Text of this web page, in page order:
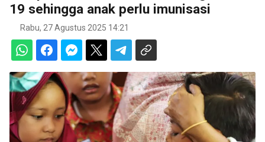
19 sehingga anak perlu imunisasi
Rabu, 27 Agustus 2025 14:21